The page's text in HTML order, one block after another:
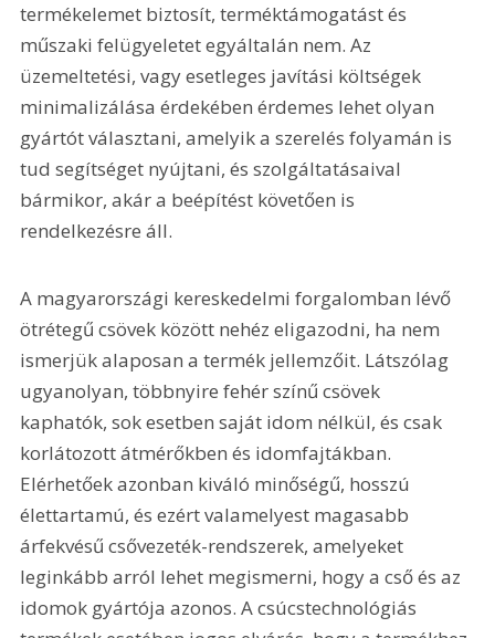
termékelemet biztosít, terméktámogatást és
műszaki felügyeletet egyáltalán nem. Az
üzemeltetési, vagy esetleges javítási költségek
minimalizálása érdekében érdemes lehet olyan
gyártót választani, amelyik a szerelés folyamán is
tud segítséget nyújtani, és szolgáltatásaival
bármikor, akár a beépítést követően is
rendelkezésre áll.
A magyarországi kereskedelmi forgalomban lévő
ötrétegű csövek között nehéz eligazodni, ha nem
ismerjük alaposan a termék jellemzőit. Látszólag
ugyanolyan, többnyire fehér színű csövek
kaphatók, sok esetben saját idom nélkül, és csak
korlátozott átmérőkben és idomfajtákban.
Elérhetőek azonban kiváló minőségű, hosszú
élettartamú, és ezért valamelyest magasabb
árfekvésű csővezeték-rendszerek, amelyeket
leginkább arról lehet megismerni, hogy a cső és az
idomok gyártója azonos. A csúcstechnológiás